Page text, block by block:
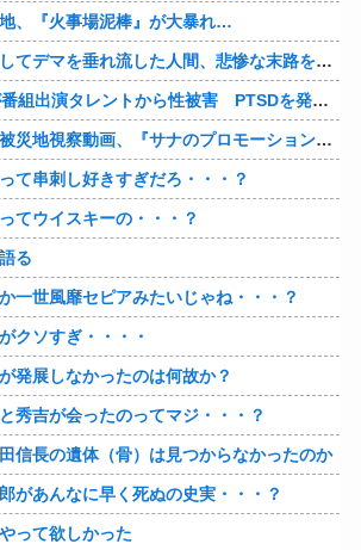
地、『火事場泥棒』が大暴れ…
【警告】地震を利用してデマを垂れ流した人間、悲惨な末路を迎える…
【緊急】NHK職員が番組出演タレントから性被害 PTSDを発症し休職へ
【速報】高市首相の被災地視察動画、『サナのプロモーションビデオ』すぎて炎上
て串刺し好きすぎだろ・・・？
てウイスキーの・・・？
る
一世風靡セピアみたいじゃね・・・？
クソすぎ・・・・
発展しなかったのは何故か？
秀吉が会ったのってマジ・・・？
信長の遺体（骨）は見つからなかったのか
があんなに早く死ぬの史実・・・？
って欲しかった